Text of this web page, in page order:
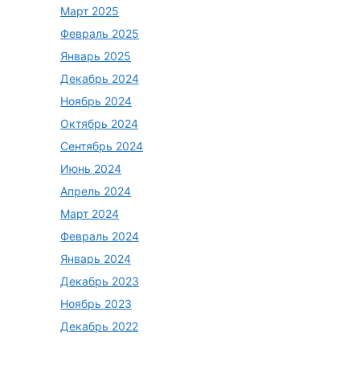
Март 2025
Февраль 2025
Январь 2025
Декабрь 2024
Ноябрь 2024
Октябрь 2024
Сентябрь 2024
Июнь 2024
Апрель 2024
Март 2024
Февраль 2024
Январь 2024
Декабрь 2023
Ноябрь 2023
Декабрь 2022